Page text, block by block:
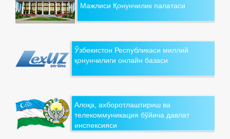
Мажлиси Қонунчилик палатаси
Ўзбекистон Республикаси миллий
қонунчилиги онлайн базаси
Алоқа, ахборотлаштириш ва
телекоммуникация бўйича давлат
инспексияси